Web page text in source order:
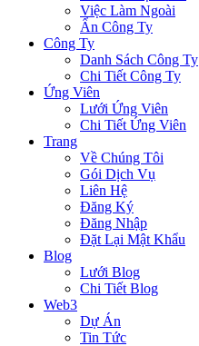
Việc Làm Ngoài
Ẩn Công Ty
Công Ty
Danh Sách Công Ty
Chi Tiết Công Ty
Ứng Viên
Lưới Ứng Viên
Chi Tiết Ứng Viên
Trang
Về Chúng Tôi
Gói Dịch Vụ
Liên Hệ
Đăng Ký
Đăng Nhập
Đặt Lại Mật Khẩu
Blog
Lưới Blog
Chi Tiết Blog
Web3
Dự Án
Tin Tức